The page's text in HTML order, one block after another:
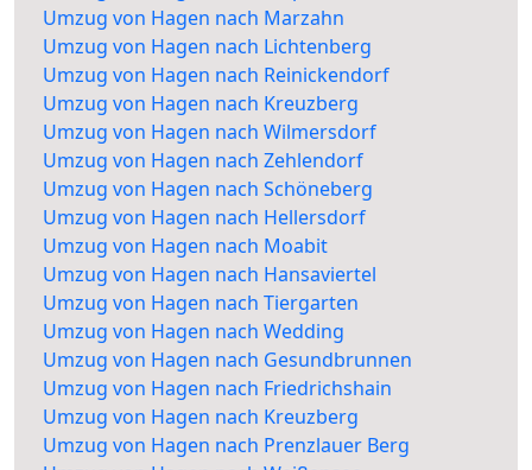
Umzug von Hagen nach Marzahn
Umzug von Hagen nach Lichtenberg
Umzug von Hagen nach Reinickendorf
Umzug von Hagen nach Kreuzberg
Umzug von Hagen nach Wilmersdorf
Umzug von Hagen nach Zehlendorf
Umzug von Hagen nach Schöneberg
Umzug von Hagen nach Hellersdorf
Umzug von Hagen nach Moabit
Umzug von Hagen nach Hansaviertel
Umzug von Hagen nach Tiergarten
Umzug von Hagen nach Wedding
Umzug von Hagen nach Gesundbrunnen
Umzug von Hagen nach Friedrichshain
Umzug von Hagen nach Kreuzberg
Umzug von Hagen nach Prenzlauer Berg